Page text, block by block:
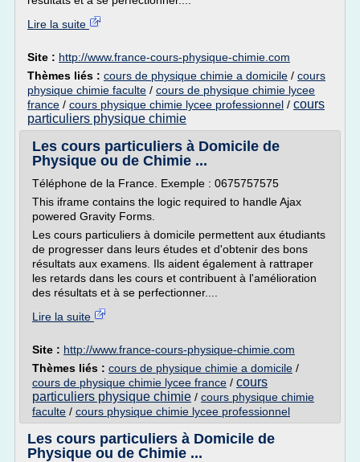
Lire la suite
Site : http://www.france-cours-physique-chimie.com
Thèmes liés : cours de physique chimie a domicile / cours
physique chimie faculte / cours de physique chimie lycee
france / cours physique chimie lycee professionnel / cours
particuliers physique chimie
Les cours particuliers à Domicile de
Physique ou de Chimie ...
Téléphone de la France. Exemple : 0675757575
This iframe contains the logic required to handle Ajax
powered Gravity Forms.
Les cours particuliers à domicile permettent aux étudiants
de progresser dans leurs études et d'obtenir des bons
résultats aux examens. Ils aident également à rattraper
les retards dans les cours et contribuent à l'amélioration
des résultats et à se perfectionner....
Lire la suite
Site : http://www.france-cours-physique-chimie.com
Thèmes liés : cours de physique chimie a domicile /
cours de physique chimie lycee france / cours
particuliers physique chimie / cours physique chimie
faculte / cours physique chimie lycee professionnel
Les cours particuliers à Domicile de
Physique ou de Chimie ...